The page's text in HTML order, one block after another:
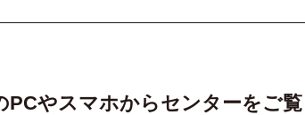
やスマホからセンターをご覧